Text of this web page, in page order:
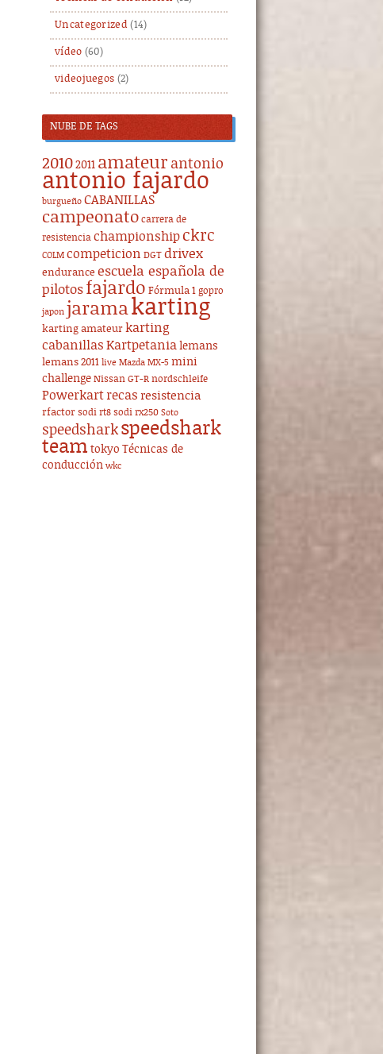
Uncategorized(14)
vídeo (60)
videojuegos (2)
NUBE DE TAGS
20102011 amateur antonio
antonio fajardo
burgueño CABANILLAS
campeonato carrera de
resistencia championship ckrc
COLM competicion DGT drivex
endurance escuela española de
pilotos fajardo Fórmula 1 gopro
japon jaramakarting
karting amateur karting
cabanillas Kartpetanialemans
lemans 2011 live Mazda MX-5 mini
challenge Nissan GT-R nordschleife
Powerkart recas resistencia
rfactor sodi rt8 sodi rx250 Soto
speedshark speedshark
team tokyo Técnicas de
conducción wkc